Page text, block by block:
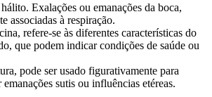
Exalações ou emanações da boca,
associadas à respiração.
refere-se às diferentes características do
que podem indicar condições de saúde ou
pode ser usado figurativamente para
emanações sutis ou influências etéreas.